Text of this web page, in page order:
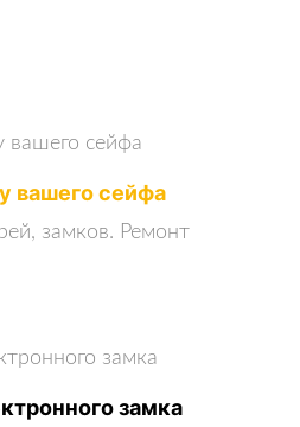
вашего сейфа
замков. Ремонт
замка